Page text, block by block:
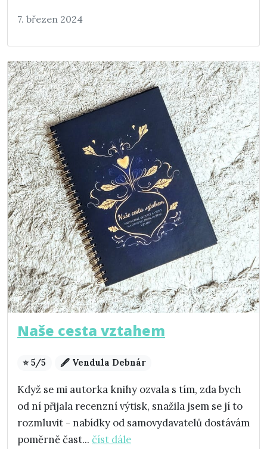
7. březen 2024
Naše cesta vztahem
⭐ 5/5 🖋️ Vendula Debnár
Když se mi autorka knihy ozvala s tím, zda bych
od ní přijala recenzní výtisk, snažila jsem se jí to
rozmluvit - nabídky od samovydavatelů dostávám
poměrně čast... číst dále